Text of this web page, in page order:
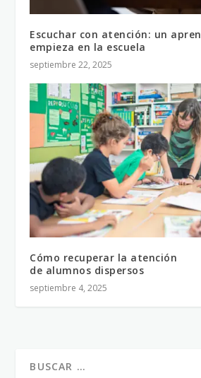
Escuchar con atención: un
empieza en la escuela
septiembre 22, 2025
Cómo recuperar la atención
de alumnos dispersos
septiembre 4, 2025